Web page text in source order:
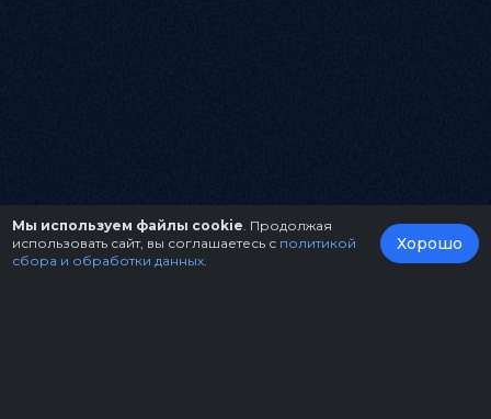
Мы используем файлы cookie . Продолжая
использовать сайт, вы соглашаетесь с политикой
сбора и обработки данных
Хорошо